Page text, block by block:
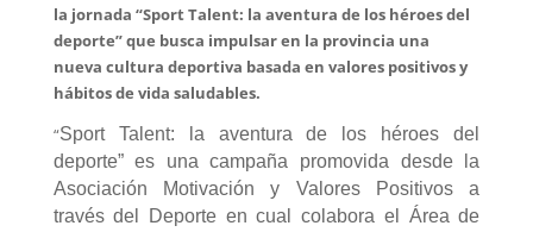
la jornada “Sport Talent: la aventura de los héroes del
deporte” que busca impulsar en la provincia una
nueva cultura deportiva basada en valores positivos y
hábitos de vida saludables.
“Sport Talent: la aventura de los héroes del
deporte” es una campaña promovida desde la
Asociación Motivación y Valores Positivos a
través del Deporte en cual colabora el Área de